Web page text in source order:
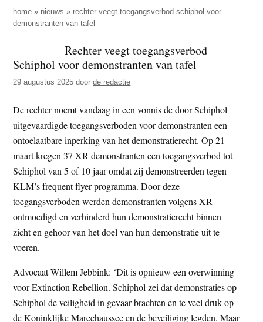
p
d
z
e
i
t
e
i
n
n
d
z
e
s
i
t
e
home » nieuws » rechter veegt toegangsverbod schiphol voor
demonstranten van tafel
Rechter veegt toegangsverbod
Schiphol voor demonstranten van tafel
29 augustus 2025 doorde redactie
De rechter noemt vandaag in een vonnis de door Schiphol
uitgevaardigde toegangsverboden voor demonstranten een
ontoelaatbare inperking van het demonstratierecht. Op 21
maart kregen 37 XR-demonstranten een toegangsverbod tot
Schiphol van 5 of 10 jaar omdat zij demonstreerden tegen
KLM’s frequent flyer programma. Door deze
toegangsverboden werden demonstranten volgens XR
ontmoedigd en verhinderd hun demonstratierecht binnen
zicht en gehoor van het doel van hun demonstratie uit te
voeren.
Advocaat Willem Jebbink: ‘Dit is opnieuw een overwinning
voor Extinction Rebellion. Schiphol zei dat demonstraties op
Schiphol de veiligheid in gevaar brachten en te veel druk op
de Koninklijke Marechaussee en de beveiliging legden. Maar